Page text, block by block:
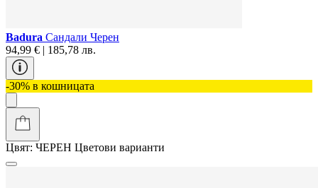
Badura Сандали Черен
94,99 € | 185,78 лв.
-30% в кошницата
Цвят: ЧЕРЕН Цветови варианти